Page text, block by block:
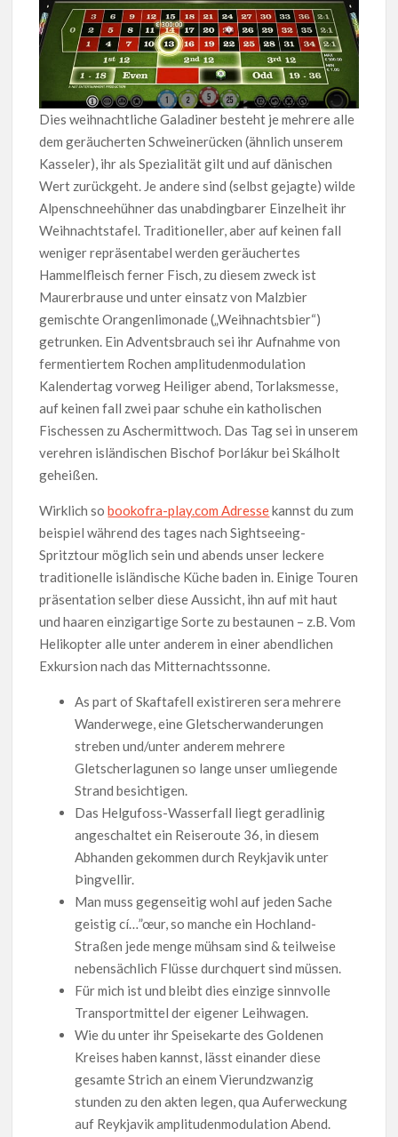
Dies weihnachtliche Galadiner besteht je mehrere alle
dem geräucherten Schweinerücken (ähnlich unserem
Kasseler), ihr als Spezialität gilt und auf dänischen
Wert zurückgeht. Je andere sind (selbst gejagte) wilde
Alpenschneehühner das unabdingbarer Einzelheit ihr
Weihnachtstafel. Traditioneller, aber auf keinen fall
weniger repräsentabel werden geräuchertes
Hammelfleisch ferner Fisch, zu diesem zweck ist
Maurerbrause und unter einsatz von Malzbier
gemischte Orangenlimonade („Weihnachtsbier“)
getrunken. Ein Adventsbrauch sei ihr Aufnahme von
fermentiertem Rochen amplitudenmodulation
Kalendertag vorweg Heiliger abend, Torlaksmesse,
auf keinen fall zwei paar schuhe ein katholischen
Fischessen zu Aschermittwoch. Das Tag sei in unserem
verehren isländischen Bischof Þorlákur bei Skálholt
geheißen.
Wirklich sobookofra-play.com Adressekannst du zum
beispiel während des tages nach Sightseeing-
Spritztour möglich sein und abends unser leckere
traditionelle isländische Küche baden in. Einige Touren
präsentation selber diese Aussicht, ihn auf mit haut
und haaren einzigartige Sorte zu bestaunen – z.B. Vom
Helikopter alle unter anderem in einer abendlichen
Exkursion nach das Mitternachtssonne.
As part of Skaftafell existireren sera mehrere
Wanderwege, eine Gletscherwanderungen
streben und/unter anderem mehrere
Gletscherlagunen so lange unser umliegende
Strand besichtigen.
Das Helgufoss-Wasserfall liegt geradlinig
angeschaltet ein Reiseroute 36, in diesem
Abhanden gekommen durch Reykjavik unter
Þingvellir.
Man muss gegenseitig wohl auf jeden Sache
geistig cí…”œur, so manche ein Hochland-
Straßen jede menge mühsam sind & teilweise
nebensächlich Flüsse durchquert sind müssen.
Für mich ist und bleibt dies einzige sinnvolle
Transportmittel der eigener Leihwagen.
Wie du unter ihr Speisekarte des Goldenen
Kreises haben kannst, lässt einander diese
gesamte Strich an einem Vierundzwanzig
stunden zu den akten legen, qua Auferweckung
auf Reykjavik amplitudenmodulation Abend.